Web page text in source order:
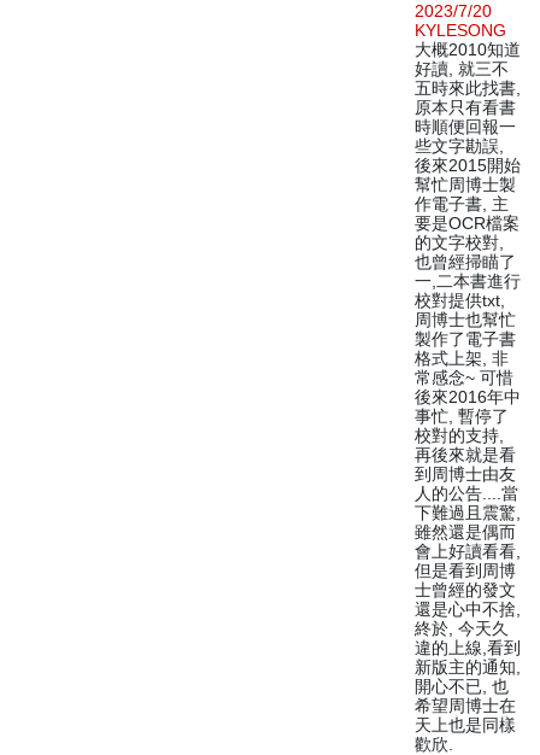
2023/7/20
KYLESONG
大概2010知道
好讀, 就三不
五時來此找書,
原本只有看書
時順便回報一
些文字勘誤,
後來2015開始
幫忙周博士製
作電子書, 主
要是OCR檔案
的文字校對,
也曾經掃瞄了
一,二本書進行
校對提供txt,
周博士也幫忙
製作了電子書
格式上架, 非
常感念~ 可惜
後來2016年中
事忙, 暫停了
校對的支持,
再後來就是看
到周博士由友
人的公告....當
下難過且震驚,
雖然還是偶而
會上好讀看看,
但是看到周博
士曾經的發文
還是心中不捨,
終於, 今天久
違的上線,看到
新版主的通知,
開心不已, 也
希望周博士在
天上也是同樣
歡欣.